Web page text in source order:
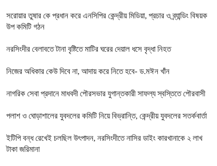
সরোয়ার তুষার কে প্রধান করে এনসিপির কেন্দ্রীয় মিডিয়া, প্রচার ও ব্র্যান্ডিং বিষয়ক
উপ কমিটি গঠন
নরসিংদীর বেলাবতে টানা বৃষ্টিতে মাটির ঘরের দেয়াল ধসে বৃদ্ধা নিহত
নিজের অধিকার কেউ দিবে না, আদায় করে নিতে হবে- ড.মঈন খাঁন
নাগরিক সেবা প্রদানে মাধবদী পৌরসভার যুগান্তকারী সাফল্য স্বস্তিতে পৌরবাসী
পলাশ ও ঘোড়াশালের যুবদলের কমিটি নিয়ে বিভ্রান্তি, কেন্দ্রীয় যুবদলের সতর্কবার্তা
ইটিপি বন্ধ রেখেই চলছিল উৎপাদন, নরসিংদীতে নাসির ডাইং কারখানাকে ২ লাখ
টাকা জরিমানা